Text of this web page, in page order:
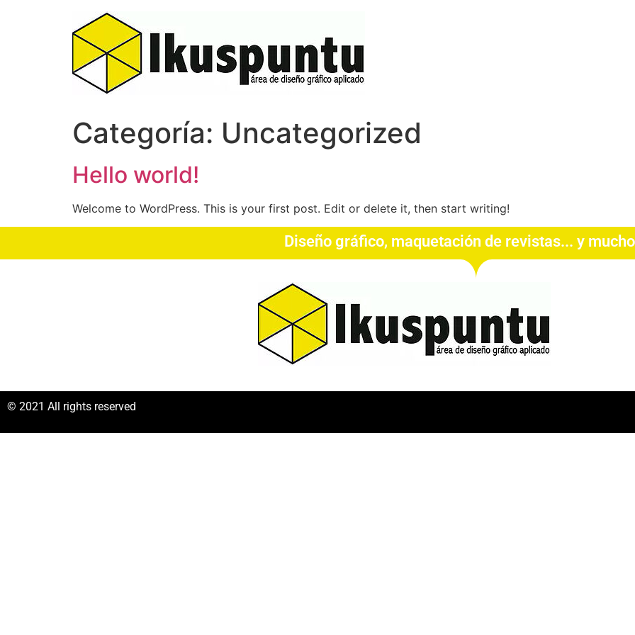
Categoría: Uncategorized
Hello world!
Welcome to WordPress. This is your first post. Edit or delete it, then start writing!
Diseño gráfico, maquetación de revistas... y
© 2021 All rights reserved